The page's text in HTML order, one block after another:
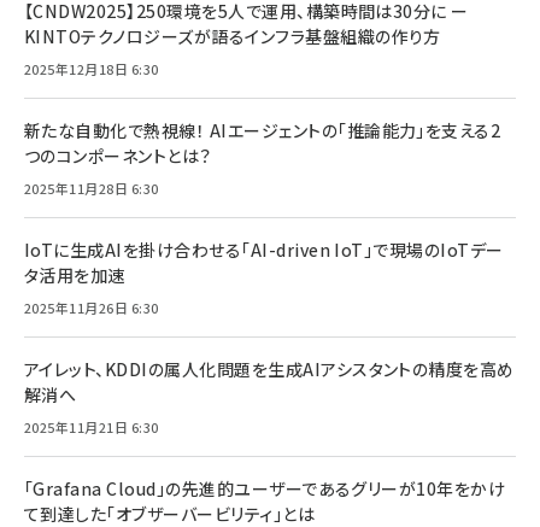
【CNDW2025】250環境を5人で運用、構築時間は30分に ー
KINTOテクノロジーズが語るインフラ基盤組織の作り方
2025年12月18日 6:30
新たな自動化で熱視線！ AIエージェントの「推論能力」を支える2
つのコンポーネントとは？
2025年11月28日 6:30
IoTに生成AIを掛け合わせる「AI-driven IoT」で現場のIoTデー
タ活用を加速
2025年11月26日 6:30
アイレット、KDDIの属人化問題を生成AIアシスタントの精度を高め
解消へ
2025年11月21日 6:30
「Grafana Cloud」の先進的ユーザーであるグリーが10年をかけ
て到達した「オブザーバービリティ」とは